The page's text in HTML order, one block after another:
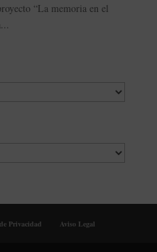
“La memoria en el
Privacidad Aviso Legal